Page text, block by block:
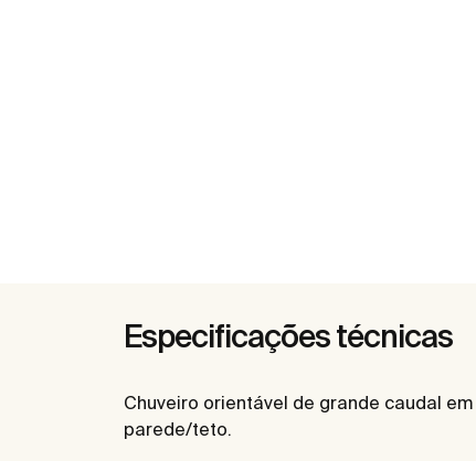
Especificações técnicas
Chuveiro orientável de grande caudal
parede/teto.